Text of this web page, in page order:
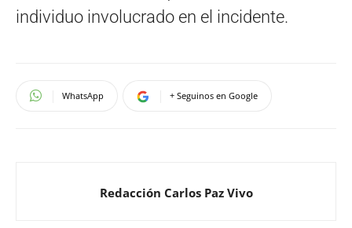
individuo involucrado en el incidente.
WhatsApp + Seguinos en Google
Redacción Carlos Paz Vivo